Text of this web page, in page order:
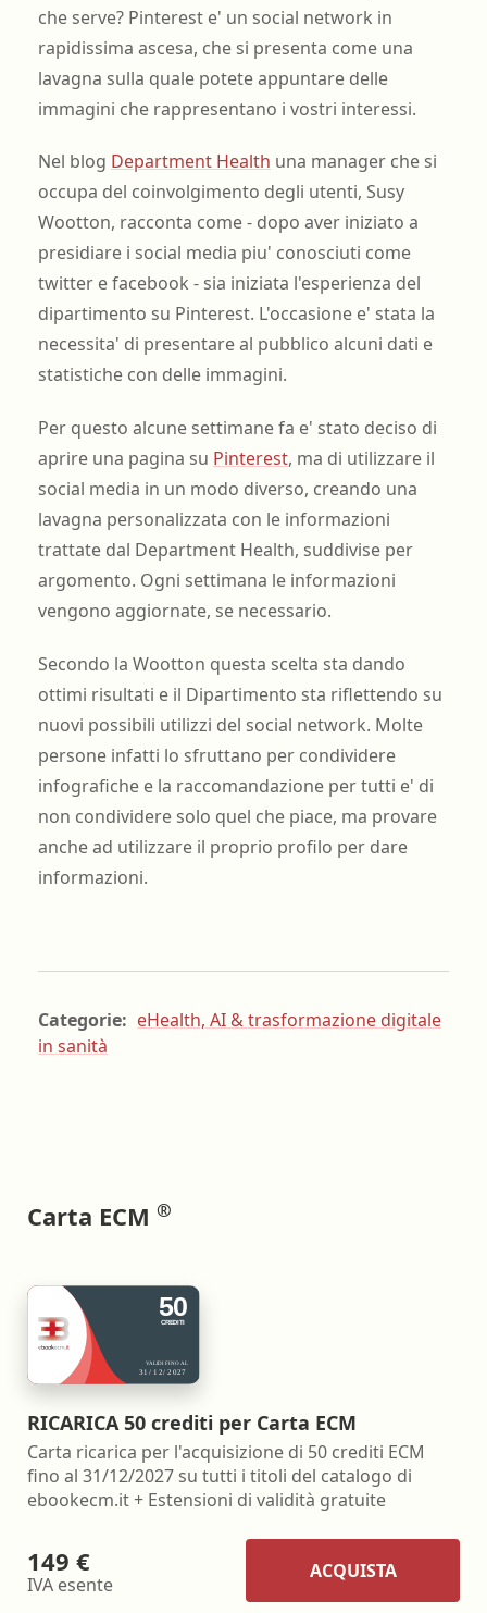
che serve? Pinterest e' un social network in
rapidissima ascesa, che si presenta come una
lavagna sulla quale potete appuntare delle
immagini che rappresentano i vostri interessi.
Nel blog Department Health una manager che si
occupa del coinvolgimento degli utenti, Susy
Wootton, racconta come - dopo aver iniziato a
presidiare i social media piu' conosciuti come
twitter e facebook - sia iniziata l'esperienza del
dipartimento su Pinterest. L'occasione e' stata la
necessita' di presentare al pubblico alcuni dati e
statistiche con delle immagini.
Per questo alcune settimane fa e' stato deciso di
aprire una pagina su Pinterest, ma di utilizzare il
social media in un modo diverso, creando una
lavagna personalizzata con le informazioni
trattate dal Department Health, suddivise per
argomento. Ogni settimana le informazioni
vengono aggiornate, se necessario.
Secondo la Wootton questa scelta sta dando
ottimi risultati e il Dipartimento sta riflettendo su
nuovi possibili utilizzi del social network. Molte
persone infatti lo sfruttano per condividere
infografiche e la raccomandazione per tutti e' di
non condividere solo quel che piace, ma provare
anche ad utilizzare il proprio profilo per dare
informazioni.
Categorie: eHealth, AI & trasformazione digitale
in sanità
Carta ECM ®
RICARICA 50 crediti per Carta ECM
Carta ricarica per l'acquisizione di 50 crediti ECM
fino al 31/12/2027 su tutti i titoli del catalogo di
ebookecm.it + Estensioni di validità gratuite
149 €
IVA esente
ACQUISTA